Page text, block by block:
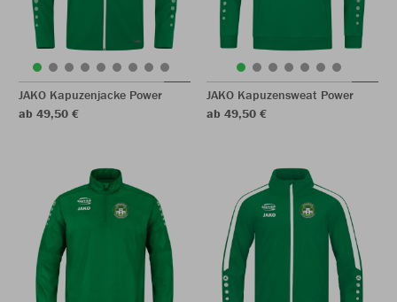
JAKO Kapuzenjacke Power
ab 49,50 €
JAKO Kapuzensweat Power
ab 49,50 €